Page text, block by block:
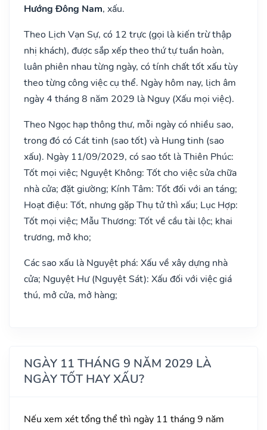
Hướng Đông Nam, xấu.
Theo Lịch Vạn Sự, có 12 trực (gọi là kiến trừ thập
nhị khách), được sắp xếp theo thứ tự tuần hoàn,
luân phiên nhau từng ngày, có tính chất tốt xấu tùy
theo từng công việc cụ thể. Ngày hôm nay, lịch âm
ngày 4 tháng 8 năm 2029 là Nguy (Xấu mọi việc).
Theo Ngọc hạp thông thư, mỗi ngày có nhiều sao,
trong đó có Cát tinh (sao tốt) và Hung tinh (sao
xấu). Ngày 11/09/2029, có sao tốt là Thiên Phúc:
Tốt mọi việc; Nguyệt Không: Tốt cho việc sửa chữa
nhà cửa; đặt giường; Kính Tâm: Tốt đối với an táng;
Hoạt điệu: Tốt, nhưng gặp Thụ tử thì xấu; Lục Hợp:
Tốt mọi việc; Mẫu Thương: Tốt về cầu tài lộc; khai
trương, mở kho;
Các sao xấu là Nguyệt phá: Xấu về xây dựng nhà
cửa; Nguyệt Hư (Nguyệt Sát): Xấu đối với việc giá
thú, mở cửa, mở hàng;
NGÀY 11 THÁNG 9 NĂM 2029 LÀ
NGÀY TỐT HAY XẤU?
Nếu xem xét tổng thể thì ngày 11 tháng 9 năm